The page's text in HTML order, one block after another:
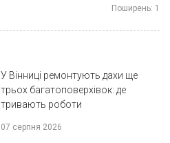
Поширень: 1
У Вінниці ремонтують дахи ще
трьох багатоповерхівок: де
тривають роботи
07 серпня 2026